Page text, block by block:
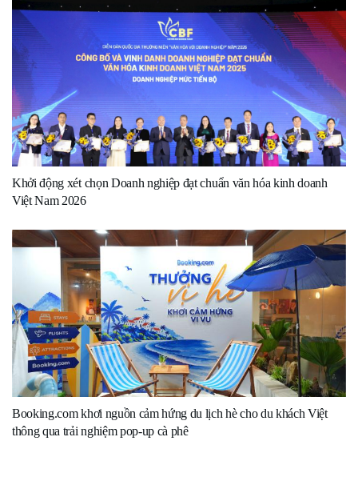
Khởi động xét chọn Doanh nghiệp đạt chuẩn văn hóa kinh doanh
Việt Nam 2026
Booking.com khơi nguồn cảm hứng du lịch hè cho du khách Việt
thông qua trải nghiệm pop-up cà phê